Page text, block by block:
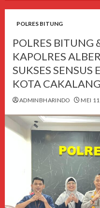
POLRES BITUNG
POLRES BITUNG
KAPOLRES
SUKSES
KOTA CAKALANG
ADMINBHARINDO MEI